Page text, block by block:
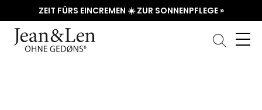
ZEIT FÜRS EINCREMEN ☀️ ZUR SONNENPFLEGE »